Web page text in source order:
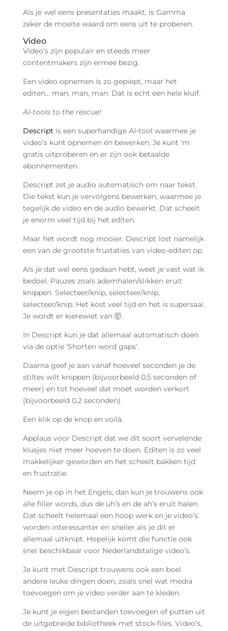
Als je wel eens presentaties maakt, is Gamma
zeker de moeite waard om eens uit te proberen.
Video ️
Video’s zijn populair en steeds meer
contentmakers zijn ermee bezig.
Een video opnemen is zo gepiept, maar het
editen… man, man, man. Dat is echt een hele kluif.
AI-tools to the rescue!
Descript is een superhandige AI-tool waarmee je
video’s kunt opnemen én bewerken. Je kunt ‘m
gratis uitproberen en er zijn ook betaalde
abonnementen.
Descript zet je audio automatisch om naar tekst.
Die tekst kun je vervolgens bewerken, waarmee je
tegelijk de video en de audio bewerkt. Dat scheelt
je enorm veel tijd bij het editen.
Maar het wordt nog mooier. Descript lost namelijk
een van de grootste frustaties van video-editen op.
Als je dat wel eens gedaan hebt, weet je vast wat ik
bedoel. Pauzes zoals ademhalen/slikken eruit
knippen. Selecteer/knip, selecteer/knip,
selecteer/knip. Het kost veel tijd en het is supersaai.
Je wordt er kierewiet van 🤯.
In Descript kun je dat allemaal automatisch doen
via de optie ‘Shorten word gaps’.
Daarna geef je aan vanaf hoeveel seconden je de
stiltes wilt knippen (bijvoorbeeld 0,5 seconden of
meer) en tot hoeveel dat moet worden verkort
(bijvoorbeeld 0,2 seconden).
Een klik op de knop en voilà.
Applaus voor Descript dat we dit soort vervelende
klusjes niet meer hoeven te doen. Editen is zo veel
makkelijker geworden en het scheelt bakken tijd
en frustratie.
Neem je op in het Engels, dan kun je trouwens ook
alle filler words, dus de uh’s en de ah’s eruit halen.
Dat scheelt helemaal een hoop werk en je video’s
worden interessanter en sneller als je dit er
allemaal uitknipt. Hopelijk komt die functie ook
snel beschikbaar voor Nederlandstalige video’s.
Je kunt met Descript trouwens ook een boel
andere leuke dingen doen, zoals snel wat media
toevoegen om je video verder aan te kleden.
Je kunt je eigen bestanden toevoegen of putten uit
de uitgebreide bibliotheek met stock-files. Video’s,